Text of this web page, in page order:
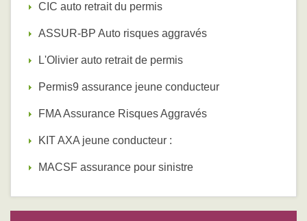
CIC auto retrait du permis
ASSUR-BP Auto risques aggravés
L'Olivier auto retrait de permis
Permis9 assurance jeune conducteur
FMA Assurance Risques Aggravés
KIT AXA jeune conducteur :
MACSF assurance pour sinistre